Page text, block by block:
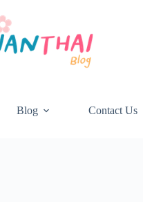
Blog Contact Us